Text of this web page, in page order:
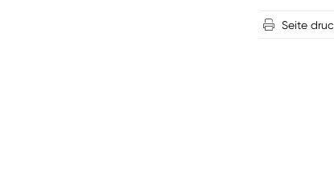
Seite